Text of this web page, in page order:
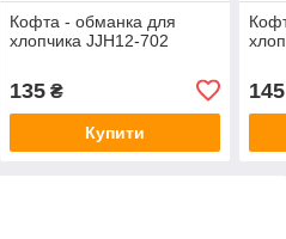
Кофта - обманка для
хлопчика JJH12-702
135₴
Купити
145